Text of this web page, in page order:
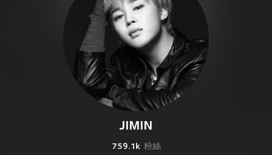
JIMIN
759.1k 粉絲